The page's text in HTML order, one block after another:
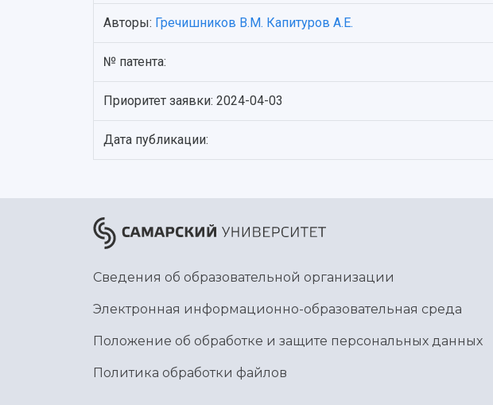
Авторы: Гречишников В.М. Капитуров А.Е.
№ патента:
Приоритет заявки: 2024-04-03
Дата публикации:
Сведения об образовательной организации
Электронная информационно-образовательная среда
Положение об обработке и защите персональных данных
Политика обработки файлов